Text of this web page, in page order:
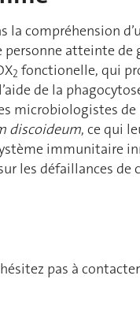
compréhension
atteinte
2 fonctionelle, qui
de la
microbiologistes
discoideum, ce qui
immunitaire
les défaillances de
pas à